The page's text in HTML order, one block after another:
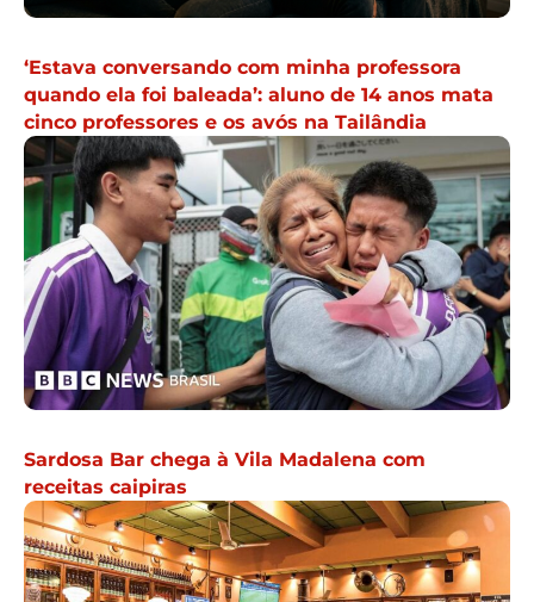
‘Estava conversando com minha professora
quando ela foi baleada’: aluno de 14 anos mata
cinco professores e os avós na Tailândia
Sardosa Bar chega à Vila Madalena com
receitas caipiras